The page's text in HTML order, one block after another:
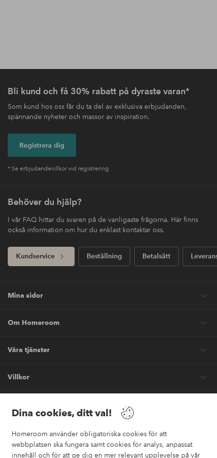
Dina cookies, ditt val!
Homeroom använder obligatoriska cookies för att
webbplatsen ska fungera samt cookies för analys, anpassat
innehåll och för att ge dig en mer relevant upplevelse på vår
Bli kund och få 30% rabatt på dyraste varan*
Som kund hos oss får du ta del av exklusiva erbjudanden,
spännande nyheter och massor av inspiration.
Registrera dig
* Se erbjudandevillkor vid registrering
Behöver du hjälp?
I vår FAQ hittar du svaren på de vanligaste frågorna. Här finns
också information om hur du enklast kontaktar oss.
Kundservice Beställning Betalsätt
Mina sidor
Om Homeroom
Våra tjänster
Villkor